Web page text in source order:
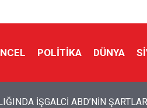
POLITIKA DÜNYA
İŞGALCİ ABD’NİN